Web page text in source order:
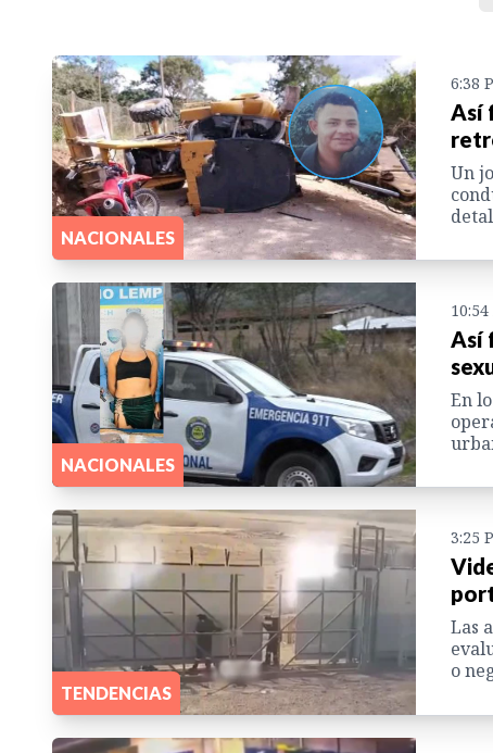
NACIONALES
6:38
Así
Un
NACIONALES
Así
En
TENDENCIAS
3:25
Las
o